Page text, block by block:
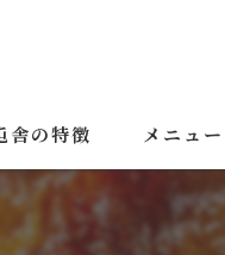
舎の特徴 メニュー